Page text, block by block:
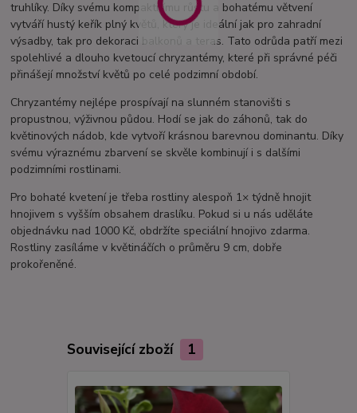
truhlíky. Díky svému kompaktnímu růstu a bohatému větvení
vytváří hustý keřík plný květů, který je ideální jak pro zahradní
výsadby, tak pro dekoraci balkonů a teras. Tato odrůda patří mezi
spolehlivé a dlouho kvetoucí chryzantémy, které při správné péči
přinášejí množství květů po celé podzimní období.
Chryzantémy nejlépe prospívají na slunném stanovišti s
propustnou, výživnou půdou. Hodí se jak do záhonů, tak do
květinových nádob, kde vytvoří krásnou barevnou dominantu. Díky
svému výraznému zbarvení se skvěle kombinují i s dalšími
podzimními rostlinami.
Pro bohaté kvetení je třeba rostliny alespoň 1× týdně hnojit
hnojivem s vyšším obsahem draslíku. Pokud si u nás uděláte
objednávku nad 1000 Kč, obdržíte speciální hnojivo zdarma.
Rostliny zasíláme v květináčích o průměru 9 cm, dobře
prokořeněné.
Související zboží 1